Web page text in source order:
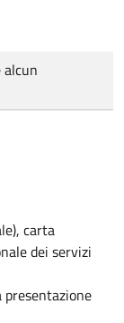
alcun
carta
dei servizi